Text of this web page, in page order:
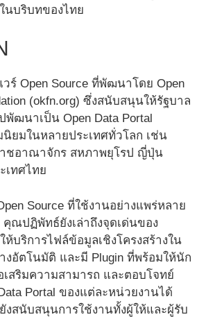
นบริบทของไทย
ร์ Open Source ที่พัฒนาโดย Open
(okfn.org) ซึ่งสนับสนุนให้รัฐบาล
พัฒนาเป็น Open Data Portal
ยมในหลายประเทศทั่วโลก เช่น
าชอาณาจักร สหภาพยุโรป ญี่ปุ่น
เทศไทย
Source ที่ใช้งานอย่างแพร่หลาย
ณปฏิพัทธ์ยังเล่าถึงจุดเด่นของ
ห้บริการไฟล์ข้อมูลเชิงโครงสร้างใน
งอัตโนมัติ และมี Plugin ที่พร้อมให้นัก
สริมความสามารถ และตอบโจทย์
Portal ของแต่ละหน่วยงานได้
งสนับสนุนการใช้งานทั้งผู้ให้และผู้รับ